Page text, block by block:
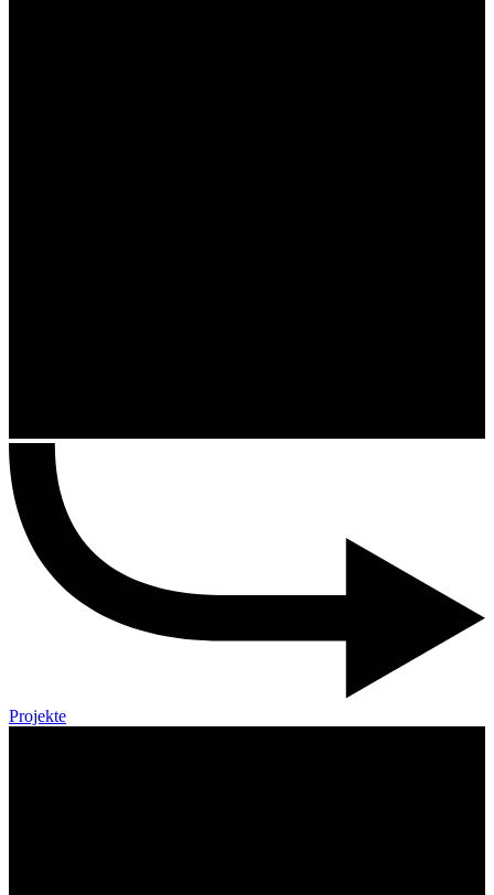
Projekte